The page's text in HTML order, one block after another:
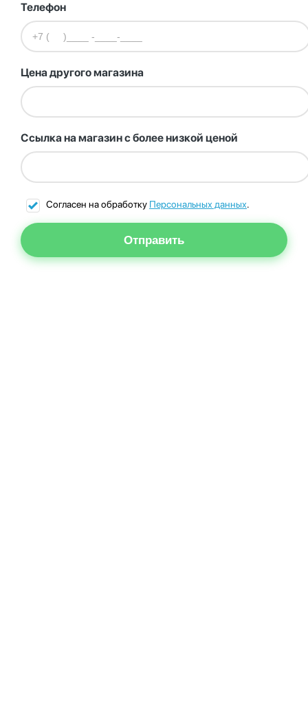
Телефон
Цена другого магазина
Ссылка на магазин с более низкой ценой
Согласен на обработку Персональных данных.
Отправить